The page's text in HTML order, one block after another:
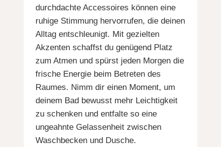
durchdachte Accessoires können eine
ruhige Stimmung hervorrufen, die deinen
Alltag entschleunigt. Mit gezielten
Akzenten schaffst du genügend Platz
zum Atmen und spürst jeden Morgen die
frische Energie beim Betreten des
Raumes. Nimm dir einen Moment, um
deinem Bad bewusst mehr Leichtigkeit
zu schenken und entfalte so eine
ungeahnte Gelassenheit zwischen
Waschbecken und Dusche.